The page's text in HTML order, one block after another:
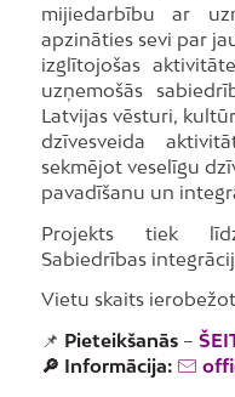
mijiedarbību ar
apzināties sevi par
izglītojošas
uzņemošās
Latvijas vēsturi,
dzīvesveida
sekmējot veselīgu
pavadīšanu un
Projekts tiek
Sabiedrības
Vietu skaits
📌 Pieteikšanās–
🔎 Informācija: